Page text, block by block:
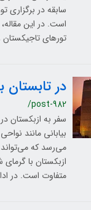
سابقه در برگزاری
است. در این
تورهای تاجیکستان
در تابستان
/post-982
سفر به ازبکستان
می‌رسد که می‌تواند
ازبکستان با
متفاوت است. در